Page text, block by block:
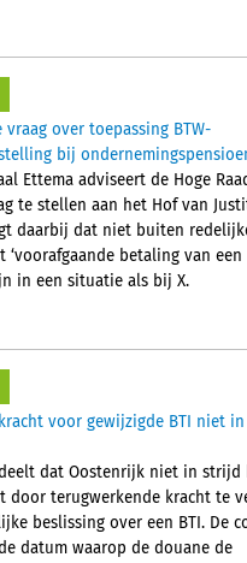
vraag over toepassing BTW-
bij
Ettema adviseert de Hoge
te stellen aan het Hof van
daarbij dat niet buiten
‘voorafgaande betaling van een
in een situatie als bij X.
voor gewijzigde BTI niet
dat Oostenrijk niet in strijd
door terugwerkende kracht te
beslissing over een BTI. De
datum waarop de douane de